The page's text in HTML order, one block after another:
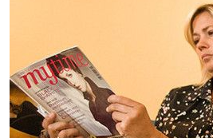
BUNDESTAGSWAHL 2025
POSITIONEN
SCHWERPUNKTTHEMEN